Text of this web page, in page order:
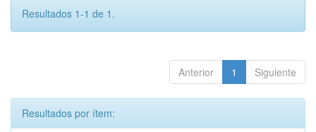
Resultados 1-1 de 1.
Anterior 1 Siguiente
Resultados por ítem: